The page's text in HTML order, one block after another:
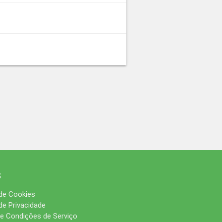
Cookies
Privacidade
Condições de Serviço